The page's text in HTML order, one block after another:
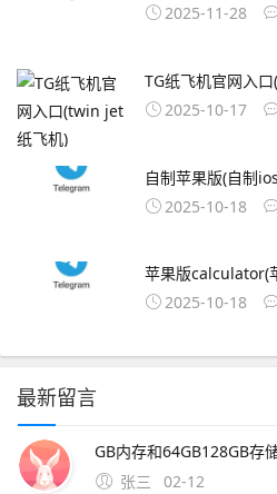
2025-11-28
TG纸飞机官网入
2025-10-17
自制苹果版(自制
2025-10-18
苹果版calculator(
2025-10-18
最新留言
张三
02-12